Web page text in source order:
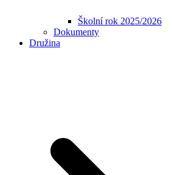
Školní rok 2025/2026
Dokumenty
Družina